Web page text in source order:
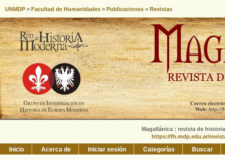
UNMDP > Facultad de Humanidades > Publicaciones > Revistas
Magallánica : revista de
https://fh.mdp.edu.ar/
Inicio Acerca de Iniciar sesión Categorías Buscar